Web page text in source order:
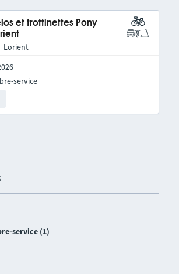
service (1)
et trottinettes Pony
Lorient
service